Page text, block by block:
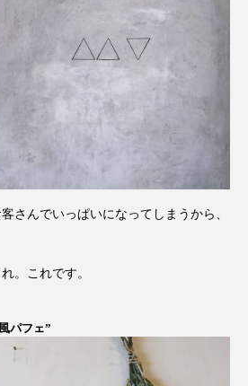
さんでいっぱいになってしまうから、
。これです。
パフェ”